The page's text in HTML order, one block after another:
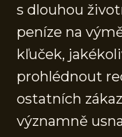
s dlouhou
peníze na
kľuček,
prohlédnout
ostatních
významně